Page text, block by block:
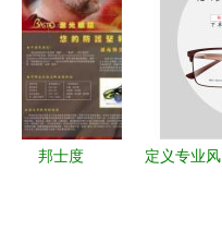
型男
——论眼镜
的魅力与符
号学
邦士度
定义专业风